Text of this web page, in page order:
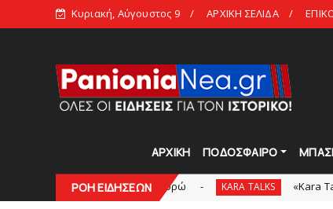
Κυριακή, Αύγουστος 9 ΑΡΧΙΚΗ ΣΕΛΙΔΑ
ΑΡΧΙΚΗ ΠΟΔΟΣΦΑΙΡΟ
ΡΟΗ ΕΙΔΗΣΕΩΝ
των 100.000 ευρώ KARA TALKS «Kara Talks»: Live